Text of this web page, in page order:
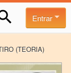
Entrar
(TEORIA)